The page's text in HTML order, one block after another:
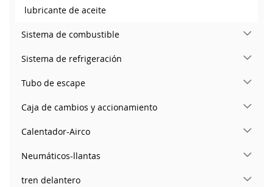
lubricante de aceite
Sistema de combustible
Sistema de refrigeración
Tubo de escape
Caja de cambios y accionamiento
Calentador-Airco
Neumáticos-llantas
tren delantero